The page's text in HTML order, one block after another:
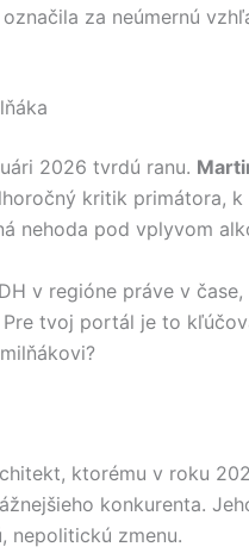
za neúmernú
2026 tvrdú ranu.
kritik primátora, k
nehoda pod vplyvom
v regióne práve v
tvoj portál je to
ktorému v roku
konkurenta.
nepolitickú zmenu.